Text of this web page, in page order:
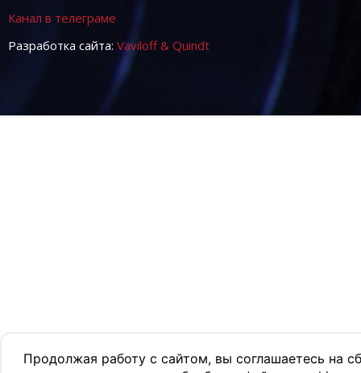
Продолжая работу с сайтом, вы соглашаетесь на
Канал в телеграме
Разработка сайта: Vaviloff & Quindt